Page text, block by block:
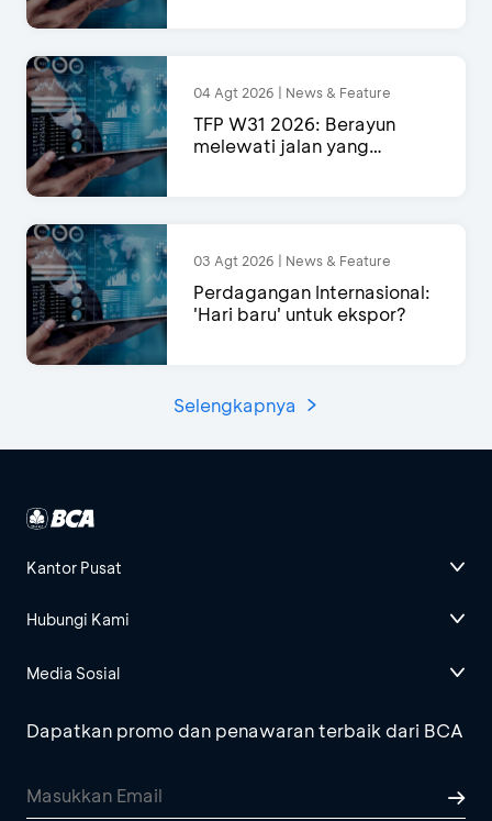
04 Agt 2026 | News & Feature
TFP W31 2026: Berayun
melewati jalan yang
03 Agt 2026 | News & Feature
Perdagangan Internasional:
'Hari baru' untuk ekspor?
Selengkapnya
Kantor Pusat
Hubungi Kami
Media Sosial
Dapatkan promo dan penawaran terbaik dari BCA